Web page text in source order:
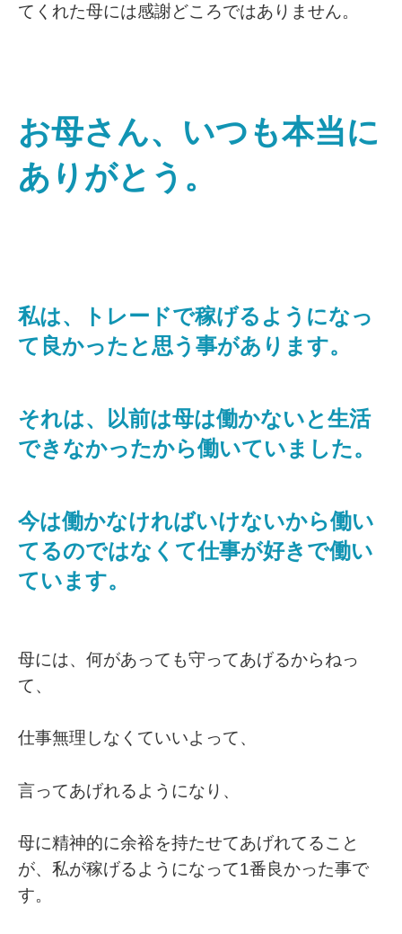
てくれた母には感謝どころではありません。
お母さん、いつも本当に
ありがとう。
⁡私は、トレードで稼げるようになっ
て良かったと思う事があります。
それは、以前は母は働かないと生活
できなかったから働いていました。
今は働かなければいけないから働い
てるのではなくて仕事が好きで働い
ています。
母には、何があっても守ってあげるからねっ
て、
仕事無理しなくていいよって、
言ってあげれるようになり、
母に精神的に余裕を持たせてあげれてること
が、私が稼げるようになって1番良かった事で
す。